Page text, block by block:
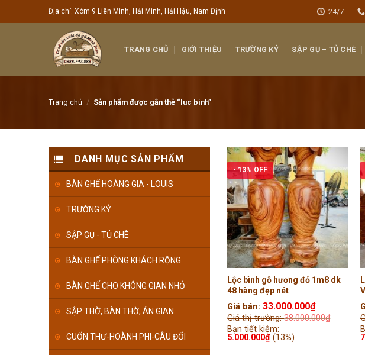
to
Địa chỉ: Xóm 9 Liên Minh, Hải Minh, Hải Hậu, Nam Định 24/7
TRANG CHỦ GIỚI THIỆU TRƯỜNG KỶ SẬP GỤ – TỦ CHÈ
Trang chủ / Sản phẩm được gắn thẻ “luc bình”
DANH MỤC SẢN PHẨM
BÀN GHẾ HOÀNG GIA - LOUIS
TRƯỜNG KỶ
SẬP GỤ - TỦ CHÈ
BÀN GHẾ PHÒNG KHÁCH RỘNG
BÀN GHẾ CHO KHÔNG GIAN NHỎ
SẬP THỜ, BÀN THỜ, ÁN GIAN
CUỐN THƯ-HOÀNH PHI-CÂU ĐỐI
- 13% OFF
Lộc bình gỗ hương đỏ 1m8 dk
48 hàng đẹp nét
Giá bán:33.000.000₫
Giá thị trường:38.000.000₫
Bạn tiết kiệm:
5.000.000₫ (13%)